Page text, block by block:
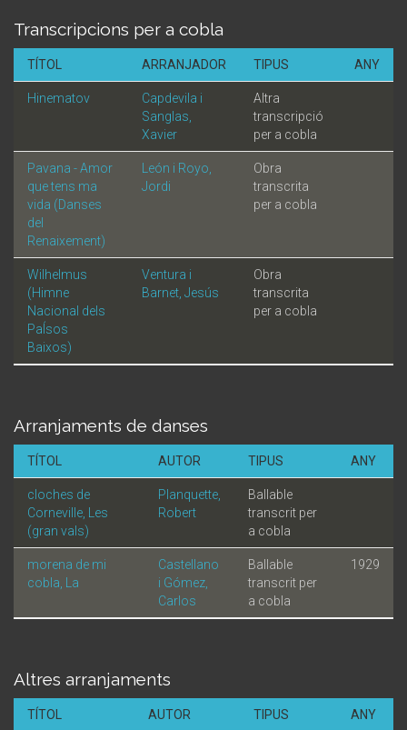
Transcripcions per a cobla
TÍTOL ARRANJADOR TIPUS ANY
Hinematov
Capdevila i
Sanglas,
Xavier
Altra
transcripció
per a cobla
Pavana - Amor
que tens ma
vida (Danses
del
Renaixement)
León i Royo,
Jordi
Obra
transcrita
per a cobla
Wilhelmus
(Himne
Nacional dels
PaÍsos
Baixos)
Ventura i
Barnet, Jesús
Obra
transcrita
per a cobla
Arranjaments de danses
TÍTOL AUTOR TIPUS ANY
cloches de
Corneville, Les
(gran vals)
Planquette,
Robert
Ballable
transcrit per
a cobla
morena de mi
cobla, La
Castellano
i Gómez,
Carlos
Ballable
transcrit per
a cobla
1929
Altres arranjaments
TÍTOL AUTOR TIPUS ANY